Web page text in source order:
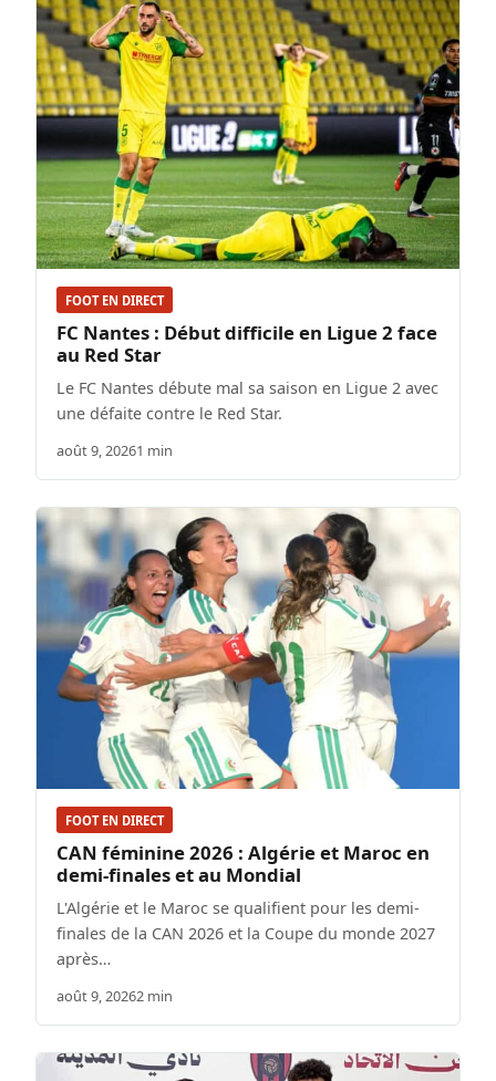
FOOT EN DIRECT
FC Nantes : Début difficile en Ligue 2 face
au Red Star
Le FC Nantes débute mal sa saison en Ligue 2 avec
une défaite contre le Red Star.
août 9, 20261 min
FOOT EN DIRECT
CAN féminine 2026 : Algérie et Maroc en
demi-finales et au Mondial
L'Algérie et le Maroc se qualifient pour les demi-
finales de la CAN 2026 et la Coupe du monde 2027
après…
août 9, 20262 min